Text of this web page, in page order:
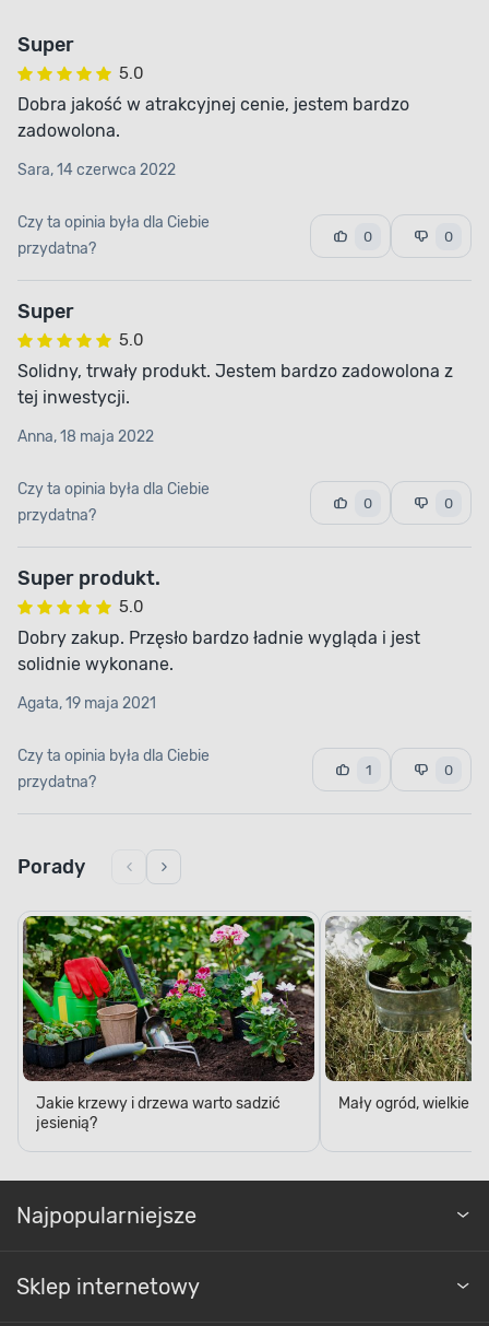
Super
5.0
Dobra jakość w atrakcyjnej cenie, jestem bardzo
zadowolona.
Sara, 14 czerwca 2022
Czy ta opinia była dla Ciebie
przydatna?
0 0
Super
5.0
Solidny, trwały produkt. Jestem bardzo zadowolona z
tej inwestycji.
Anna, 18 maja 2022
Czy ta opinia była dla Ciebie
przydatna?
0 0
Super produkt.
5.0
Dobry zakup. Przęsło bardzo ładnie wygląda i jest
solidnie wykonane.
Agata, 19 maja 2021
Czy ta opinia była dla Ciebie
przydatna?
1 0
Porady
Jakie krzewy i drzewa warto sadzić
jesienią?
Mały ogród, wielkie
Najpopularniejsze
Sklep internetowy